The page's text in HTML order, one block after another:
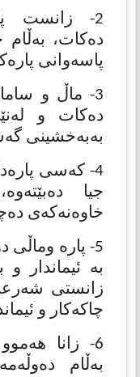
2- زانست
دەكات، بەڵام
پاسەوانی
3- ماڵ و
دەكات و
بەبەخشینی
4- كەسی
جیا
خاوەنەكەی
5- پارە وماڵی
بە ئیماندار
زانستی
چاكەكار و
6- زانا
بەڵام